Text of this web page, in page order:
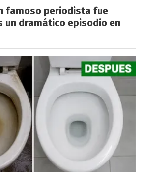
famoso periodista fue
un dramático episodio en